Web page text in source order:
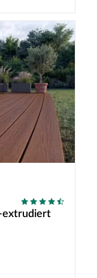
extrudiert